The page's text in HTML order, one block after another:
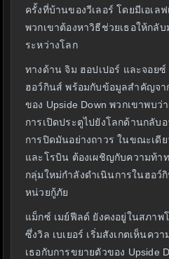
ครั้งที่บ้านของวีเลอร์ โดยมีเอเ
พวกเขาต้องหาวิธีช่วยเธอให้กลั
ระหว่างโลก
ทางด้าน จิม ฮอปเปอร์ และจอยซ์
ฮอว์กินส์ พร้อมกับข้อมูลสำคัญจา
ของ Upside Down พวกเขาพบว่
การเปิดประตูไปยังโลกด้านกลับ
การปิดมันอย่างถาวร ในขณะเ
และโรบิน ต้องเผชิญกับความท้า
กลุ่มใหม่กำลังดำเนินการในฮอว์
หน่วยกู้ภัย
แม็กซ์ เมย์ฟีลด์ ยังคงอยู่ในสภาพ
ซึ่งวิล เบเยอร์ เริ่มสังเกตเห็นคว
เธอกับการขยายตัวของ Upside